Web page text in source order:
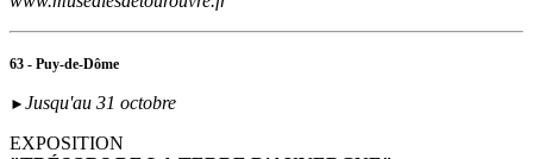
63 - Puy-de-Dôme
► Jusqu'au 31 octobre
EXPOSITION